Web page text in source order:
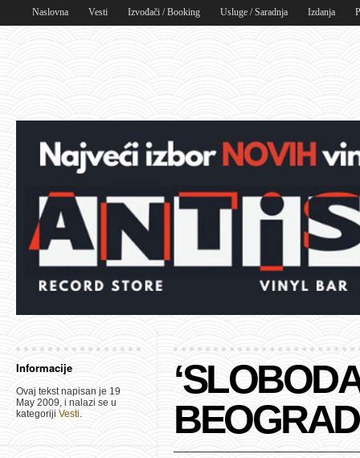
Naslovna Vesti Izvođači / Booking Usluge / Saradnja Izdanja
Informacije
Ovaj tekst napisan je 19
May 2009, i nalazi se u
kategoriji Vesti.